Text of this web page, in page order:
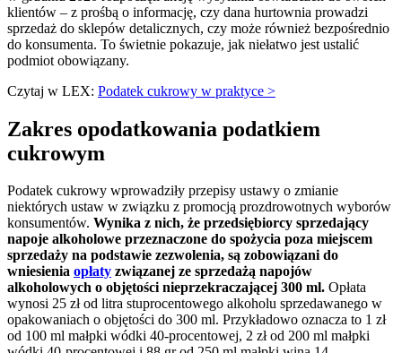
klientów – z prośbą o informację, czy dana hurtownia prowadzi
sprzedaż do sklepów detalicznych, czy może również bezpośrednio
do konsumenta. To świetnie pokazuje, jak niełatwo jest ustalić
podmiot obowiązany.
Czytaj w LEX: Podatek cukrowy w praktyce >
Zakres opodatkowania podatkiem
cukrowym
Podatek cukrowy wprowadziły przepisy ustawy o zmianie
niektórych ustaw w związku z promocją prozdrowotnych wyborów
konsumentów. Wynika z nich, że przedsiębiorcy sprzedający
napoje alkoholowe przeznaczone do spożycia poza miejscem
sprzedaży na podstawie zezwolenia, są zobowiązani do
wniesienia opłaty związanej ze sprzedażą napojów
alkoholowych o objętości nieprzekraczającej 300 ml. Opłata
wynosi 25 zł od litra stuprocentowego alkoholu sprzedawanego w
opakowaniach o objętości do 300 ml. Przykładowo oznacza to 1 zł
od 100 ml małpki wódki 40-procentowej, 2 zł od 200 ml małpki